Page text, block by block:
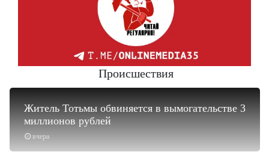
Происшествия
вчера
Житель Тотьмы обвиняется в вымогательстве 3
миллионов рублей